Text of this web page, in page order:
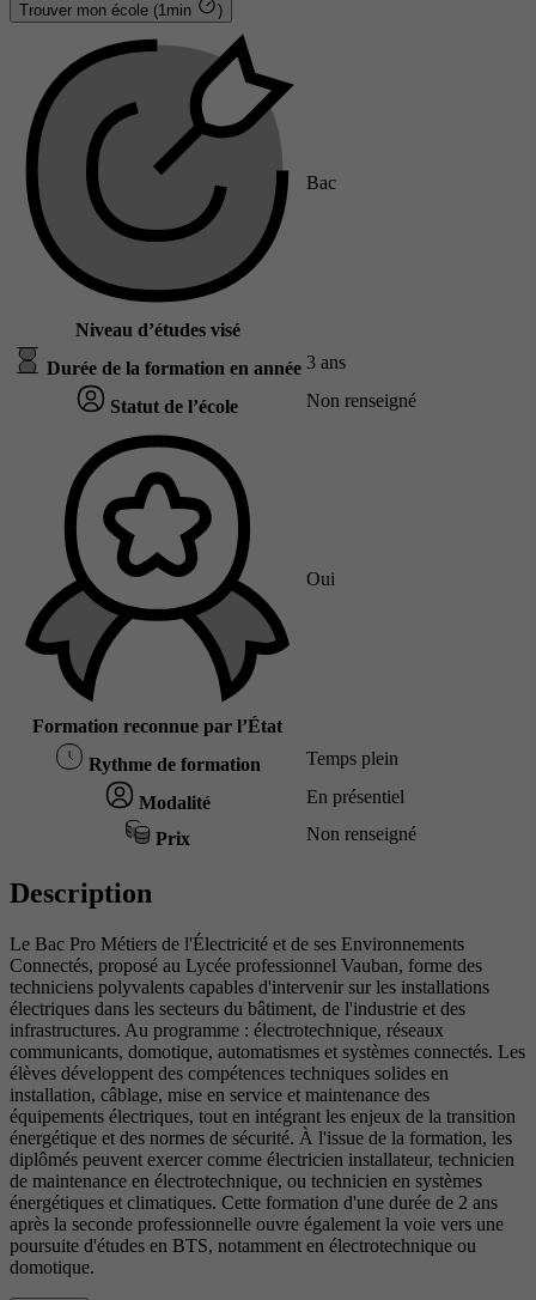
Trouver mon école (1min )
Niveau d’études visé
Bac
Durée de la formation en année 3 ans
Statut de l’école Non renseigné
Formation reconnue par l’État
Oui
Rythme de formation Temps plein
Modalité En présentiel
Prix Non renseigné
Description
Le Bac Pro Métiers de l'Électricité et de ses Environnements
Connectés, proposé au Lycée professionnel Vauban, forme des
techniciens polyvalents capables d'intervenir sur les installations
électriques dans les secteurs du bâtiment, de l'industrie et des
infrastructures. Au programme : électrotechnique, réseaux
communicants, domotique, automatismes et systèmes connectés. Les
élèves développent des compétences techniques solides en
installation, câblage, mise en service et maintenance des
équipements électriques, tout en intégrant les enjeux de la transition
énergétique et des normes de sécurité. À l'issue de la formation, les
diplômés peuvent exercer comme électricien installateur, technicien
de maintenance en électrotechnique, ou technicien en systèmes
énergétiques et climatiques. Cette formation d'une durée de 2 ans
après la seconde professionnelle ouvre également la voie vers une
poursuite d'études en BTS, notamment en électrotechnique ou
domotique.